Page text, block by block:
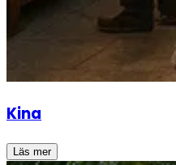
Kina
Läs mer